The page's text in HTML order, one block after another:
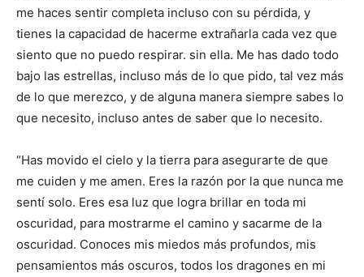
me haces sentir completa incluso con su pérdida, y
tienes la capacidad de hacerme extrañarla cada vez que
siento que no puedo respirar. sin ella. Me has dado todo
bajo las estrellas, incluso más de lo que pido, tal vez más
de lo que merezco, y de alguna manera siempre sabes lo
que necesito, incluso antes de saber que lo necesito.
“Has movido el cielo y la tierra para asegurarte de que
me cuiden y me amen. Eres la razón por la que nunca me
sentí solo. Eres esa luz que logra brillar en toda mi
oscuridad, para mostrarme el camino y sacarme de la
oscuridad. Conoces mis miedos más profundos, mis
pensamientos más oscuros, todos los dragones en mi